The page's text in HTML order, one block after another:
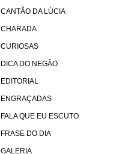
CANTÃO DA LÚCIA
CHARADA
CURIOSAS
DICA DO NEGÃO
EDITORIAL
ENGRAÇADAS
FALA QUE EU ESCUTO
FRASE DO DIA
GALERIA